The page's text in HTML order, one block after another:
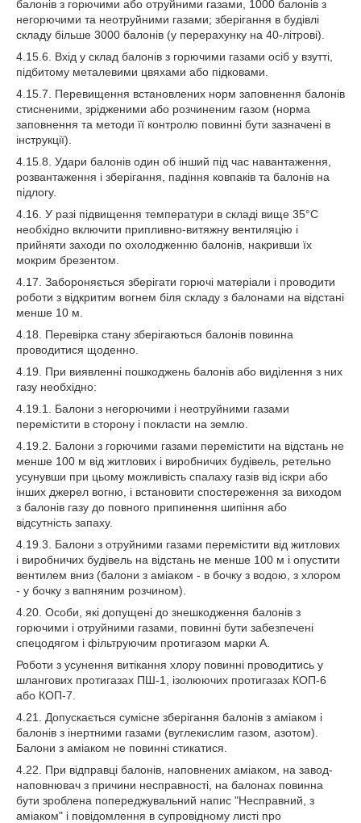
балонів з горючими або отруйними газами, 1000 балонів з
негорючими та неотруйними газами; зберігання в будівлі
складу більше 3000 балонів (у перерахунку на 40-літрові).
4.15.6. Вхід у склад балонів з горючими газами осіб у взутті,
підбитому металевими цвяхами або підковами.
4.15.7. Перевищення встановлених норм заповнення балонів
стисненими, зрідженими або розчиненим газом (норма
заповнення та методи її контролю повинні бути зазначені в
інструкції).
4.15.8. Удари балонів один об інший під час навантаження,
розвантаження і зберігання, падіння ковпаків та балонів на
підлогу.
4.16. У разі підвищення температури в складі вище 35°С
необхідно включити припливно-витяжну вентиляцію і
прийняти заходи по охолодженню балонів, накривши їх
мокрим брезентом.
4.17. Забороняється зберігати горючі матеріали і проводити
роботи з відкритим вогнем біля складу з балонами на відстані
менше 10 м.
4.18. Перевірка стану зберігаються балонів повинна
проводитися щоденно.
4.19. При виявленні пошкоджень балонів або виділення з них
газу необхідно:
4.19.1. Балони з негорючими і неотруйними газами
перемістити в сторону і покласти на землю.
4.19.2. Балони з горючими газами перемістити на відстань не
менше 100 м від житлових і виробничих будівель, ретельно
усунувши при цьому можливість спалаху газів від іскри або
інших джерел вогню, і встановити спостереження за виходом
з балонів газу до повного припинення шипіння або
відсутність запаху.
4.19.3. Балони з отруйними газами перемістити від житлових
і виробничих будівель на відстань не менше 100 м і опустити
вентилем вниз (балони з аміаком - в бочку з водою, з хлором
- у бочку з вапняним розчином).
4.20. Особи, які допущені до знешкодження балонів з
горючими і отруйними газами, повинні бути забезпечені
спецодягом і фільтруючим протигазом марки А.
Роботи з усунення витікання хлору повинні проводитись у
шлангових протигазах ПШ-1, ізолюючих протигазах КОП-6
або КОП-7.
4.21. Допускається сумісне зберігання балонів з аміаком і
балонів з інертними газами (вуглекислим газом, азотом).
Балони з аміаком не повинні стикатися.
4.22. При відправці балонів, наповнених аміаком, на завод-
наповнювач з причини несправності, на балонах повинна
бути зроблена попереджувальний напис "Несправний, з
аміаком" і повідомлення в супровідному листі про